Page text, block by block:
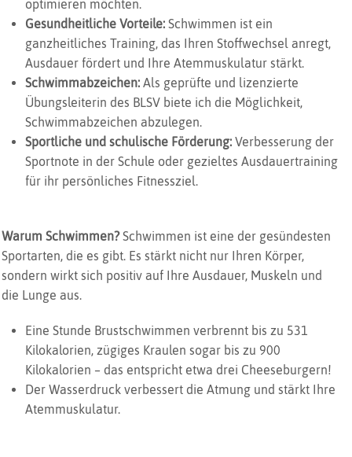
optimieren möchten.
Gesundheitliche Vorteile: Schwimmen ist ein
ganzheitliches Training, das Ihren Stoffwechsel anregt,
Ausdauer fördert und Ihre Atemmuskulatur stärkt.
Schwimmabzeichen: Als geprüfte und lizenzierte
Übungsleiterin des BLSV biete ich die Möglichkeit,
Schwimmabzeichen abzulegen.
Sportliche und schulische Förderung: Verbes­serung der
Sportnote in der Schule oder gezieltes Ausdauertraining
für ihr persönliches Fitnessziel.
Warum Schwimmen?Schwimmen ist eine der gesündesten
Sportarten, die es gibt. Es stärkt nicht nur Ihren Körper,
sondern wirkt sich positiv auf Ihre Ausdauer, Muskeln und
die Lunge aus.
Eine Stunde Brustschwimmen verbrennt bis zu 531
Kilokalorien, zügiges Kraulen sogar bis zu 900
Kilokalorien – das entspricht etwa drei Cheeseburgern!
Der Wasserdruck verbessert die Atmung und stärkt Ihre
Atemmuskulatur.